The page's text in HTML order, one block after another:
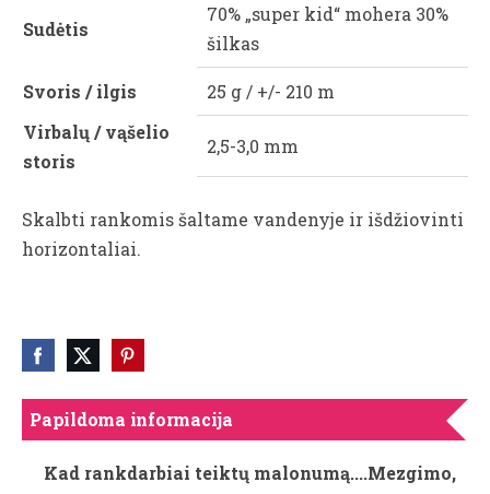
Papildoma informacija
Kad rankdarbiai teiktų malonumą....Mezgimo,
Sudėtis
70% „super kid“ mohera 30%
šilkas
Svoris / ilgis
25 g / +/- 210 m
Virbalų / vąšelio
storis
2,5-3,0 mm
Skalbti rankomis šaltame vandenyje ir išdžiovinti
horizontaliai.